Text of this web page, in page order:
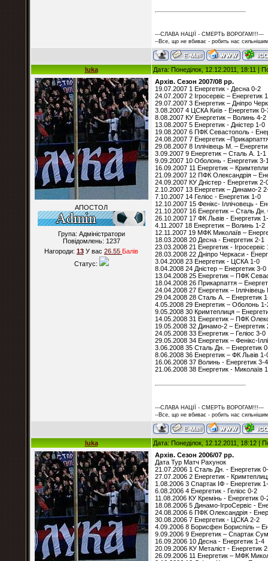
---СЛАВА НАЦІЇ - СМЕРТЬ ВОРОГАМ!!!---
--Все, що не вбиває - робить нас
luka Дата: Понеділок, 12.12.2011, 18:11 |
АПОСТОЛ
Група: Адміністратори
Повідомлень: 1237
Нагороди: 13 У вас 26.55 Балiв
Статус:
Архів. Сезон 2007/08 рр.
19.07.2007 1 Енергетик - Десна 0-2
24.07.2007 2 Ігросервіс – Енергетик
29.07.2007 3 Енергетик – Дніпро
3.08.2007 4 ЦСКА Київ - Енергетик 0-
8.08.2007 КУ Енергетик – Волинь 4-2
13.08.2007 5 Енергетик - Дністер 1-0
19.08.2007 6 ПФК Севастополь -
24.08.2007 7 Енергетик
29.08.2007 8 Іллічівець М. –
3.09.2007 9 Енергетик – Сталь А. 1-1
9.09.2007 10 Оболонь - Енергетик 3-
16.09.2007 11 Енергетик –
21.09.2007 12 ПФК Олександрія –
24.09.2007 КУ Дністер - Енергетик 2-
2.10.2007 13 Енергетик – Динамо-2
7.10.2007 14 Геліос - Енергетик 1-0
12.10.2007 15 Фенікс- Іллічовець -
21.10.2007 16 Енергетик – Сталь Дн.
26.10.2007 17 ФК Львів - Енергетик
4.11.2007 18 Енергетик – Волинь 1-2
12.11.2007 19 МФК Миколаїв –
18.03.2008 20 Десна - Енергетик 2-1
23.03.2008 21 Енергетик - Ігросервіс
28.03.2008 22 Дніпро Черкаси -
3.04.2008 23 Енергетик - ЦСКА 1-0
8.04.2008 24 Дністер – Енергетик 3-0
13.04.2008 25 Енергетик – ПФК
18.04.2008 26 Прикарпаття –
24.04.2008 27 Енергетик –
29.04.2008 28 Сталь А. – Енергетик
4.05.2008 29 Енергетик – Оболонь 1-
9.05.2008 30 Кримтеплиця –
14.05.2008 31 Енергетик – ПФК
19.05.2008 32 Динамо-2 – Енергетик
24.05.2008 33 Енергетик – Геліос 3-0
29.05.2008 34 Енергетик – Фенікс-
3.06.2008 35 Сталь Дн. – Енергетик
8.06.2008 36 Енергетик – ФК Львів 1-
16.06.2008 37 Волинь - Енергетик 3-4
21.06.2008 38 Енергетик - Миколаїв
---СЛАВА НАЦІЇ - СМЕРТЬ ВОРОГАМ!!!---
--Все, що не вбиває - робить нас
luka
Дата: Понеділок, 12.12.2011, 18:12 |
Архів. Сезон 2006/07 рр.
Дата Тур Матч Рахунок
21.07.2006 1 Сталь Дн. - Енергетик
27.07.2006 2 Енергетик -
1.08.2006 3 Спартак ІФ - Енергетик
6.08.2006 4 Енергетик - Геліос 0-2
11.08.2006 КУ Кремінь - Енергетик 0-
18.08.2006 5 Динамо-ІгроСервіс -
24.08.2006 6 ПФК Олександрія -
30.08.2006 7 Енергетик - ЦСКА 2-2
4.09.2006 8 Борисфен Бориспіль –
9.09.2006 9 Енергетик – Спартак
16.09.2006 10 Десна - Енергетик 1-4
20.09.2006 КУ Металіст - Енергетик
26.09.2006 11 Енергетик – МФК